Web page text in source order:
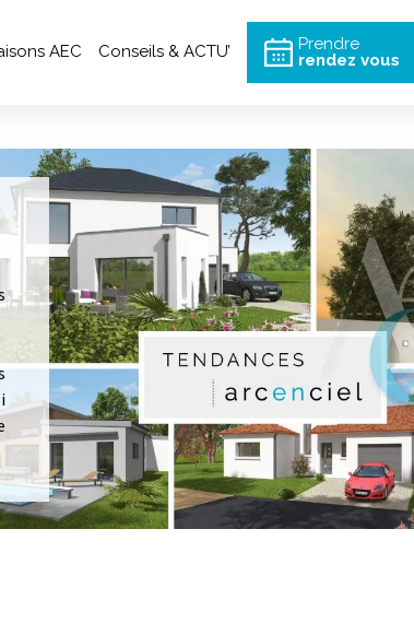
Aller au contenu principal
maison
AEC Conseils & ACTU’
Prendre
rendez vous